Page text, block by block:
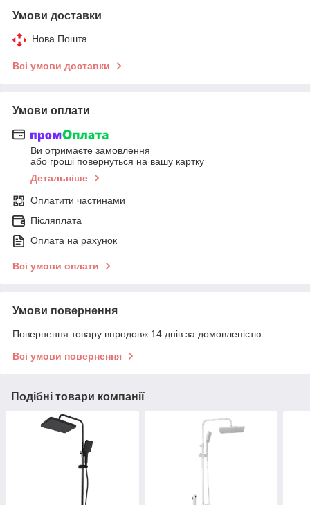
Умови доставки
Нова Пошта
Всі умови доставки
Умови оплати
Ви отримаєте замовлення
або гроші повернуться на вашу картку
Детальніше
Оплатити частинами
Післяплата
Оплата на рахунок
Всі умови оплати
Умови повернення
Повернення товару впродовж 14 днів за домовленістю
Всі умови повернення
Подібні товари компанії